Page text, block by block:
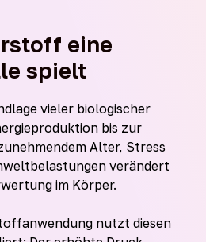
eine
spielt
vieler biologischer
bis zur
Alter, Stress
verändert
im Körper.
nutzt diesen